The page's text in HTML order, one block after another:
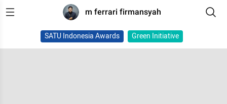
m ferrari firmansyah
SATU Indonesia Awards Green Initiative